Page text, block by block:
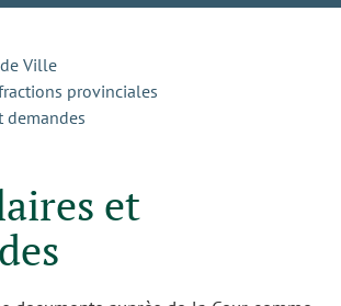
Ville
provinciales
demandes
et